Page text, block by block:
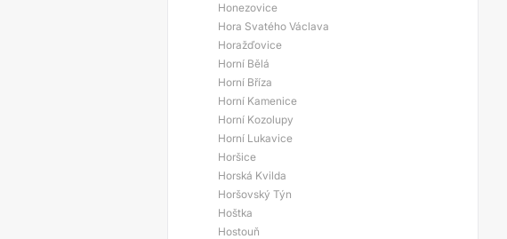
Honezovice
Hora Svatého Václava
Horažďovice
Horní Bělá
Horní Bříza
Horní Kamenice
Horní Kozolupy
Horní Lukavice
Horšice
Horská Kvilda
Horšovský Týn
Hoštka
Hostouň